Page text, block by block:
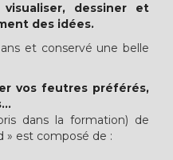
visualiser, dessiner et
des idées.
et conservé une belle
vos feutres préférés,
dans la formation) de
» est composé de :